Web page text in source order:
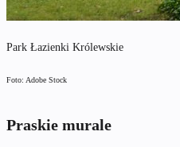
Park Łazienki Królewskie
Foto: Adobe Stock
Praskie murale